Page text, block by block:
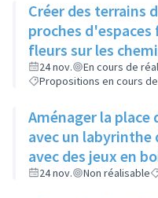
Créer des terrains
proches d'espaces
fleurs sur les
immeubles
24 nov.
En cours de
Propositions en cours
Aménager la place
avec un labyrinthe
avec des jeux en
24 nov. Non réalisable